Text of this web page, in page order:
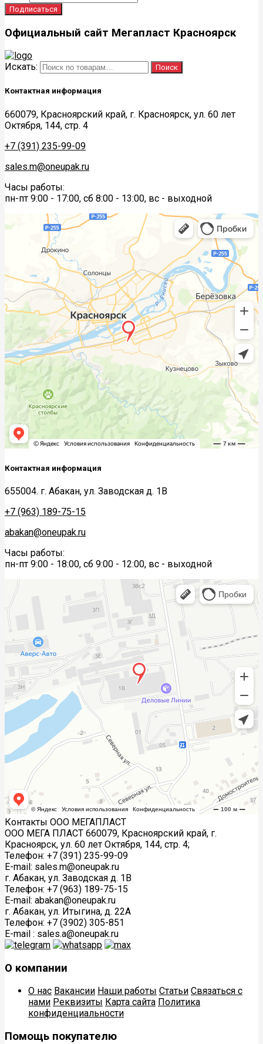
Официальный сайт Мегапласт Красноярск
Искать: Поиск
Контактная информация
660079, Красноярский край, г. Красноярск, ул. 60 лет
Октября, 144, стр. 4
+7 (391) 235-99-09
sales.m@oneupak.ru
Часы работы:
пн-пт 9:00 - 17:00, сб 8:00 - 13:00, вс - выходной
Контактная информация
655004. г. Абакан, ул. Заводская д. 1В
+7 (963) 189-75-15
abakan@oneupak.ru
Часы работы:
пн-пт 9:00 - 18:00, сб 9:00 - 12:00, вс - выходной
Контакты ООО МЕГАПЛАСТ
ООО МЕГА ПЛАСТ 660079, Красноярский край, г.
Красноярск, ул. 60 лет Октября, 144, стр. 4;
Телефон: +7 (391) 235-99-09
E-mail: sales.m@oneupak.ru
г. Абакан, ул. Заводская д. 1В
Телефон: +7 (963) 189-75-15
E-mail: abakan@oneupak.ru
г. Абакан, ул. Итыгина, д. 22А
Телефон: +7 (3902) 305-851
E-mail : sales.a@oneupak.ru
О компании
О нас Вакансии Наши работы Статьи Связаться с
нами Реквизиты Карта сайта Политика
конфиденциальности
Помощь покупателю